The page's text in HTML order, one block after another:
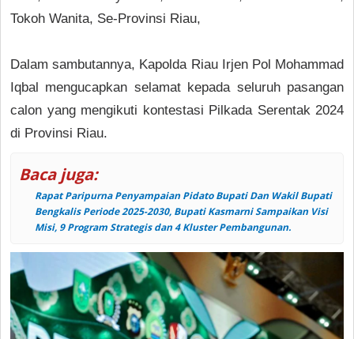
Tokoh Wanita, Se-Provinsi Riau,
Dalam sambutannya, Kapolda Riau Irjen Pol Mohammad
Iqbal mengucapkan selamat kepada seluruh pasangan
calon yang mengikuti kontestasi Pilkada Serentak 2024
di Provinsi Riau.
Baca juga:
Rapat Paripurna Penyampaian Pidato Bupati Dan Wakil Bupati
Bengkalis Periode 2025-2030, Bupati Kasmarni Sampaikan Visi
Misi, 9 Program Strategis dan 4 Kluster Pembangunan.